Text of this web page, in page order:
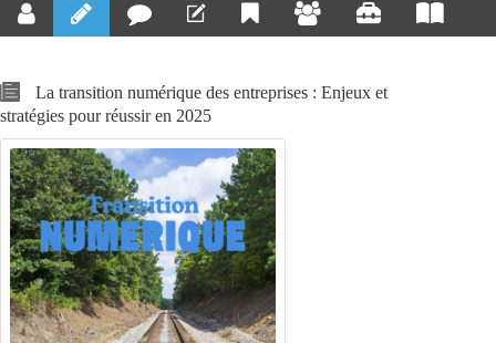
La transition numérique des entreprises : Enjeux et
stratégies pour réussir en 2025